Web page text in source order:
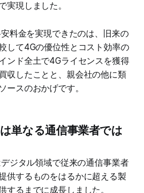
実現しました。
料金を実現できたのは、旧来の
して4Gの優位性とコスト効率の
ンド全土で4Gライセンスを獲得
収したことと、親会社の他に類
ースのおかげです。
単なる通信事業者では
ジタル領域で従来の通信事業者
供するものをはるかに超える製
するまでに成長しました。